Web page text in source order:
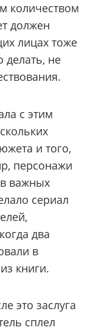
количеством
должен
лицах тоже
делать, не
с этим
и того,
персонажи
важных
сериал
два
в
книги.
это заслуга
сплел